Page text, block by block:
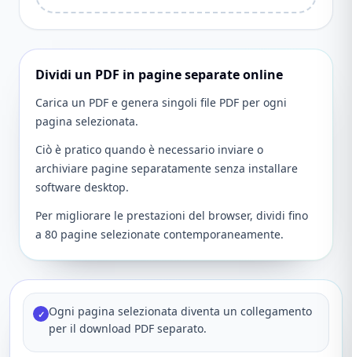
Dividi un PDF in pagine separate online
Carica un PDF e genera singoli file PDF per ogni
pagina selezionata.
Ciò è pratico quando è necessario inviare o
archiviare pagine separatamente senza installare
software desktop.
Per migliorare le prestazioni del browser, dividi fino
a 80 pagine selezionate contemporaneamente.
✓ Ogni pagina selezionata diventa un collegamento
per il download PDF separato.